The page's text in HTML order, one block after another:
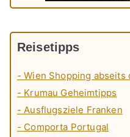
Reisetipps
- Wien Shopping abseits
- Krumau Geheimtipps
- Ausflugsziele Franken
- Comporta Portugal